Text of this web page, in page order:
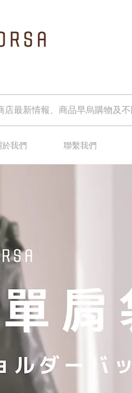
店最新情報、商品早烏購物及
於我們 聯繫我們